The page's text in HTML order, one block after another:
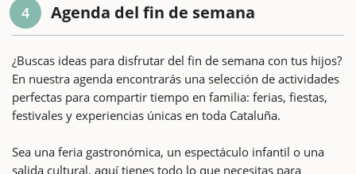
4 Agenda del fin de semana
¿Buscas ideas para disfrutar del fin de semana con tus hijos?
En nuestra agenda encontrarás una selección de actividades
perfectas para compartir tiempo en familia: ferias, fiestas,
festivales y experiencias únicas en toda Cataluña.
Sea una feria gastronómica, un espectáculo infantil o una
salida cultural, aquí tienes todo lo que necesitas para